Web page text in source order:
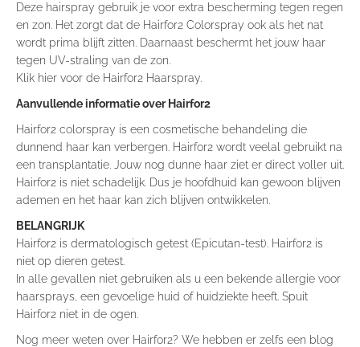
Deze hairspray gebruik je voor extra bescherming tegen regen
en zon. Het zorgt dat de Hairfor2 Colorspray ook als het nat
wordt prima blijft zitten. Daarnaast beschermt het jouw haar
tegen UV-straling van de zon.
Klik hier voor de Hairfor2 Haarspray.
Aanvullende informatie over Hairfor2
Hairfor2 colorspray is een cosmetische behandeling die
dunnend haar kan verbergen. Hairfor2 wordt veelal gebruikt na
een transplantatie. Jouw nog dunne haar ziet er direct voller uit.
Hairfor2 is niet schadelijk. Dus je hoofdhuid kan gewoon blijven
ademen en het haar kan zich blijven ontwikkelen.
BELANGRIJK
Hairfor2 is dermatologisch getest (Epicutan-test). Hairfor2 is
niet op dieren getest.
In alle gevallen niet gebruiken als u een bekende allergie voor
haarsprays, een gevoelige huid of huidziekte heeft. Spuit
Hairfor2 niet in de ogen.
Nog meer weten over Hairfor2? We hebben er zelfs een blog